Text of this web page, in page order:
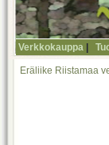
Verkkokauppa
Eräliike Riistamaa